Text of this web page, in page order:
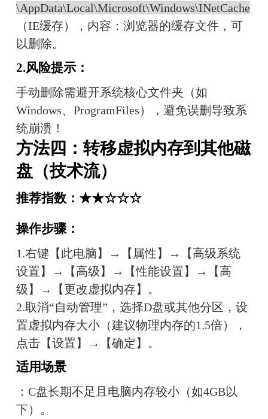
\AppData\Local\Microsoft\Windows\INetCache
（IE缓存），内容：浏览器的缓存文件，可
以删除。
2.风险提示：
手动删除需避开系统核心文件夹（如
Windows、ProgramFiles），避免误删导致系
统崩溃！
方法四：转移虚拟内存到其他磁
盘（技术流）
推荐指数：★★☆☆☆
操作步骤：
1.右键【此电脑】→【属性】→【高级系统
设置】→【高级】→【性能设置】→【高
级】→【更改虚拟内存】。
2.取消“自动管理”，选择D盘或其他分区，设
置虚拟内存大小（建议物理内存的1.5倍），
点击【设置】→【确定】。
适用场景
：C盘长期不足且电脑内存较小（如4GB以
下）。